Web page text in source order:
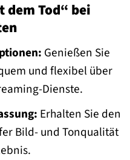
dem Tod“ bei
Genießen Sie
und flexibel über
Dienste.
Erhalten Sie den
Bild- und Tonqualität